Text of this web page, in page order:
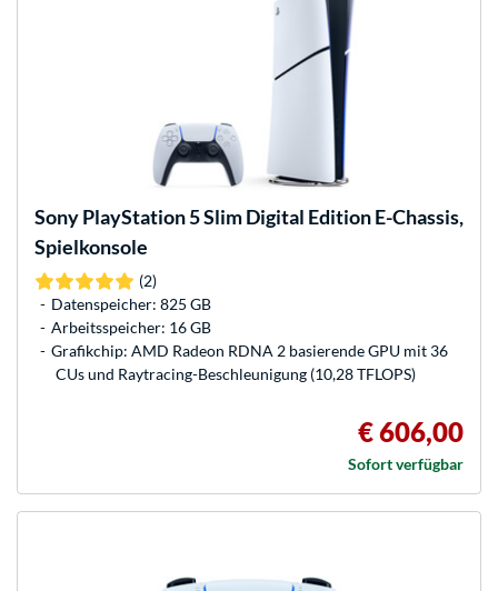
SonyPlayStation 5 Slim Digital Edition E-Chassis,
Spielkonsole
(2)
Datenspeicher: 825 GB
Arbeitsspeicher: 16 GB
Grafikchip: AMD Radeon RDNA 2 basierende GPU mit 36
CUs und Raytracing-Beschleunigung (10,28 TFLOPS)
€ 606,00
Sofort verfügbar